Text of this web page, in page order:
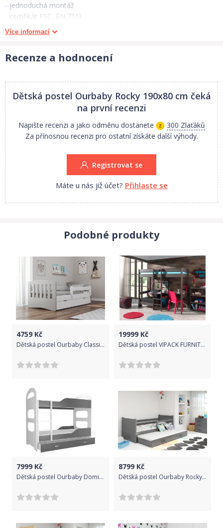
- jednoduchá montáž
- certifikát FSC, EN 71/3
- 2 x lamelový rošt
- bezpečnostní zábrana
Materiál:
- dřevěná konstrukce z borovicového dřeva
- šuplík z lamina
Rozměry:
- 166x87x154 cm
- 196x87x154 cm
- 205x97x154 cm
Více informací
Recenze a hodnocení
Dětská postel Ourbaby Rocky 190x80 cm čeká
na první recenzi
Napište recenzi a jako odměnu dostanete
300 Zlaťáků
Za přínosnou recenzi pro ostatní získáte další výhody.
Registrovat se
Máte u nás již účet? Přihlaste se
Podobné produkty
4759 Kč
Dětská postel Ourbaby Classic Greyhead 160x80 cm
19999 Kč
Dětská postel VIPACK FURNITURE Pino šedá 200x90 cm
7999 Kč
Dětská postel Ourbaby Dominik 180x80 cm
8799 Kč
Dětská postel Ourbaby Rocky 200x90 cm